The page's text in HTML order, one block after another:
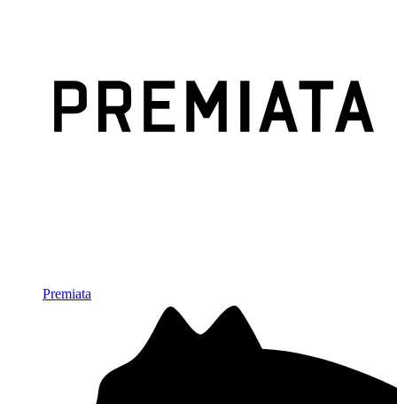
Premiata